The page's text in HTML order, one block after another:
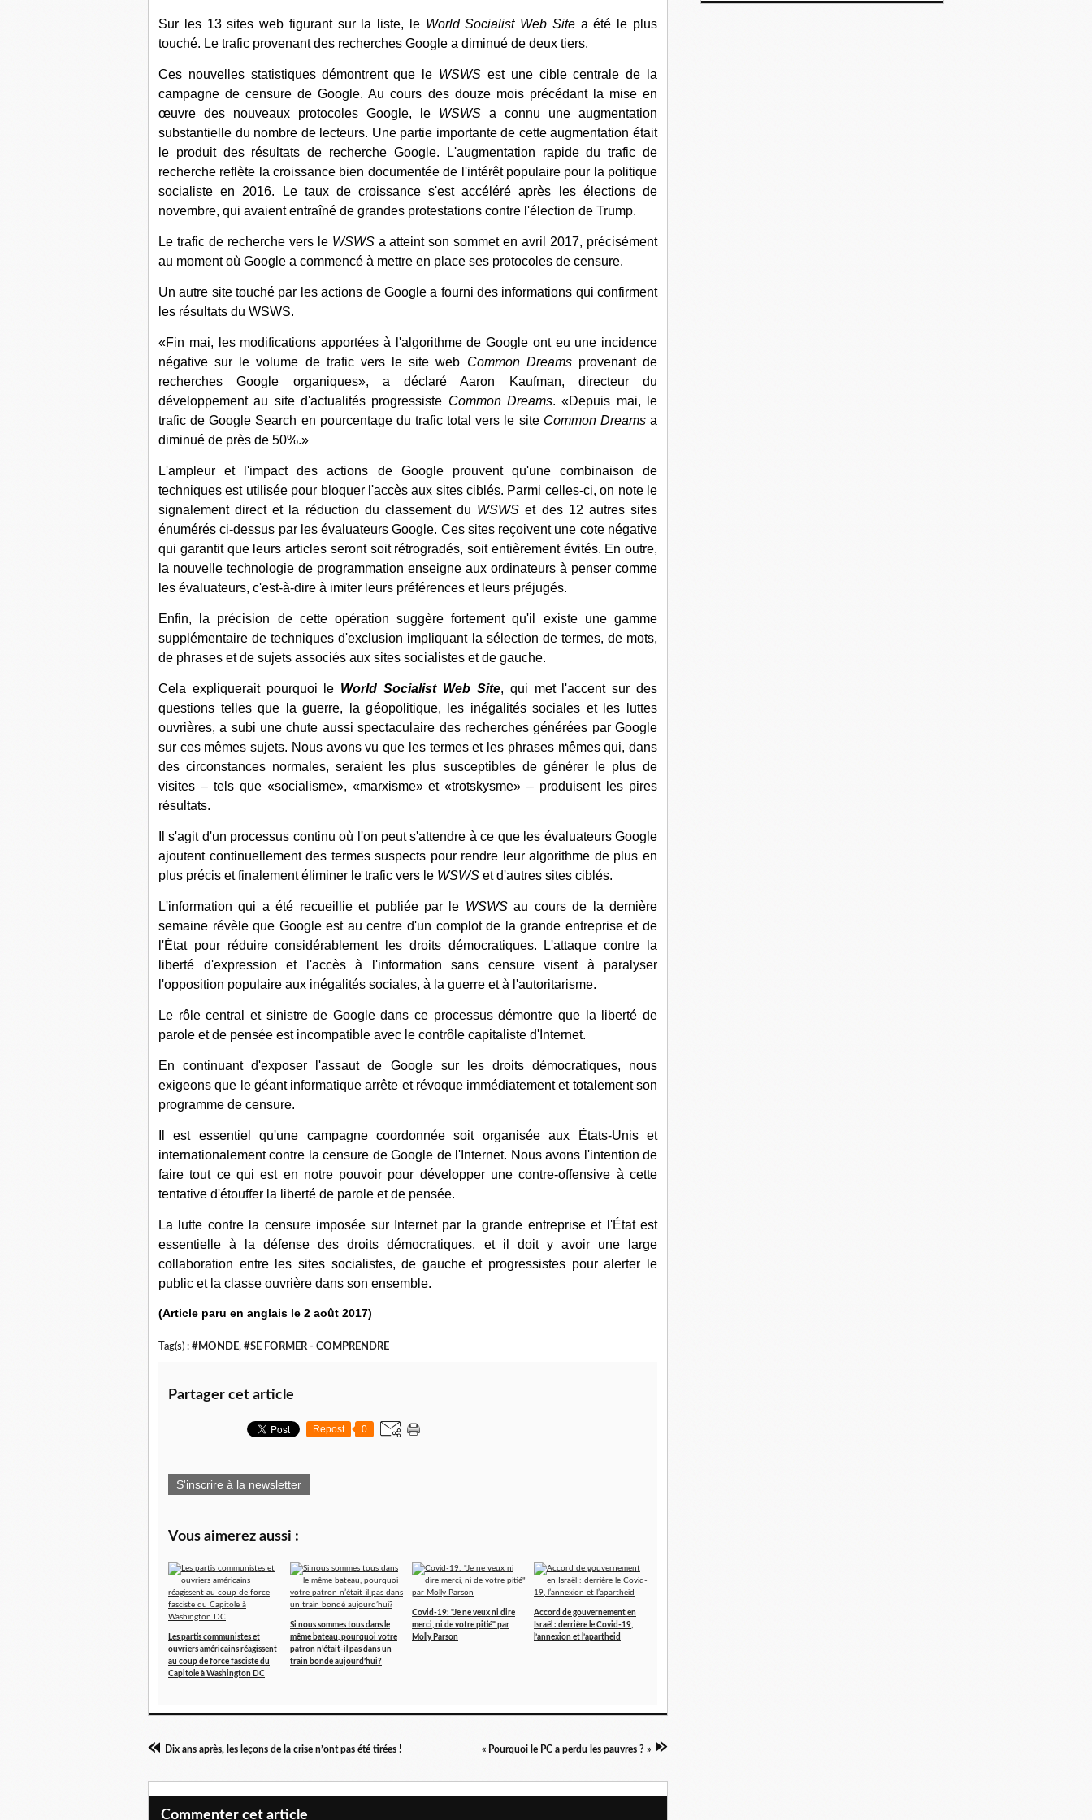
Sur les 13 sites web figurant sur la liste, le World Socialist Web Site a été le plus
touché. Le trafic provenant des recherches Google a diminué de deux tiers.
Ces nouvelles statistiques démontrent que le WSWS est une cible centrale de la
campagne de censure de Google. Au cours des douze mois précédant la mise en
œuvre des nouveaux protocoles Google, le WSWS a connu une augmentation
substantielle du nombre de lecteurs. Une partie importante de cette augmentation était
le produit des résultats de recherche Google. L'augmentation rapide du trafic de
recherche reflète la croissance bien documentée de l'intérêt populaire pour la politique
socialiste en 2016. Le taux de croissance s'est accéléré après les élections de
novembre, qui avaient entraîné de grandes protestations contre l'élection de Trump.
Le trafic de recherche vers leWSWSa atteint son sommet en avril 2017, précisément
au moment où Google a commencé à mettre en place ses protocoles de censure.
Un autre site touché par les actions de Google a fourni des informations qui confirment
les résultats du WSWS.
«Fin mai, les modifications apportées à l'algorithme de Google ont eu une incidence
négative sur le volume de trafic vers le site web Common Dreamsprovenant de
recherches Google organiques», a déclaré Aaron Kaufman, directeur du
développement au site d'actualités progressiste Common Dreams. «Depuis mai, le
trafic de Google Search en pourcentage du trafic total vers le site Common Dreamsa
diminué de près de 50%.»
L'ampleur et l'impact des actions de Google prouvent qu'une combinaison de
techniques est utilisée pour bloquer l'accès aux sites ciblés. Parmi celles-ci, on note le
signalement direct et la réduction du classement du WSWS et des 12 autres sites
énumérés ci-dessus par les évaluateurs Google. Ces sites reçoivent une cote négative
qui garantit que leurs articles seront soit rétrogradés, soit entièrement évités. En outre,
la nouvelle technologie de programmation enseigne aux ordinateurs à penser comme
les évaluateurs, c'est-à-dire à imiter leurs préférences et leurs préjugés.
Enfin, la précision de cette opération suggère fortement qu'il existe une gamme
supplémentaire de techniques d'exclusion impliquant la sélection de termes, de mots,
de phrases et de sujets associés aux sites socialistes et de gauche.
Cela expliquerait pourquoi le World Socialist Web Site, qui met l'accent sur des
questions telles que la guerre, la géopolitique, les inégalités sociales et les luttes
ouvrières, a subi une chute aussi spectaculaire des recherches générées par Google
sur ces mêmes sujets. Nous avons vu que les termes et les phrases mêmes qui, dans
des circonstances normales, seraient les plus susceptibles de générer le plus de
visites – tels que «socialisme», «marxisme» et «trotskysme» – produisent les pires
résultats.
Il s'agit d'un processus continu où l'on peut s'attendre à ce que les évaluateurs Google
ajoutent continuellement des termes suspects pour rendre leur algorithme de plus en
plus précis et finalement éliminer le trafic vers le WSWS et d'autres sites ciblés.
L'information qui a été recueillie et publiée par le WSWSau cours de la dernière
semaine révèle que Google est au centre d'un complot de la grande entreprise et de
l'État pour réduire considérablement les droits démocratiques. L'attaque contre la
liberté d'expression et l'accès à l'information sans censure visent à paralyser
l'opposition populaire aux inégalités sociales, à la guerre et à l'autoritarisme.
Le rôle central et sinistre de Google dans ce processus démontre que la liberté de
parole et de pensée est incompatible avec le contrôle capitaliste d'Internet.
En continuant d'exposer l'assaut de Google sur les droits démocratiques, nous
exigeons que le géant informatique arrête et révoque immédiatement et totalement son
programme de censure.
Il est essentiel qu'une campagne coordonnée soit organisée aux États-Unis et
internationalement contre la censure de Google de l'Internet. Nous avons l'intention de
faire tout ce qui est en notre pouvoir pour développer une contre-offensive à cette
tentative d'étouffer la liberté de parole et de pensée.
La lutte contre la censure imposée sur Internet par la grande entreprise et l'État est
essentielle à la défense des droits démocratiques, et il doit y avoir une large
collaboration entre les sites socialistes, de gauche et progressistes pour alerter le
public et la classe ouvrière dans son ensemble.
(Article paru en anglais le 2 août 2017)
Tag(s) : #MONDE, #SE FORMER - COMPRENDRE
Partager cet article
Repost 0
S'inscrire à la newsletter
Vous aimerez aussi :
Les partis communistes et
ouvriers américains réagissent
au coup de force fasciste du
Capitole à Washington DC
Si nous sommes tous dans le
même bateau, pourquoi votre
patron n’était-il pas dans un
train bondé aujourd’hui?
Covid-19: "Je ne veux ni dire
merci, ni de votre pitié" par
Molly Parson
Accord de gouvernement en
Israël : derrière le Covid-19,
l’annexion et l’apartheid
Dix ans après, les leçons de la crise n’ont pas été tirées ! « Pourquoi le PC a perdu les pauvres ? »
Commenter cet article